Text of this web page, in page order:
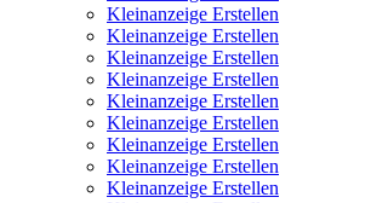
Kleinanzeige Erstellen
Kleinanzeige Erstellen
Kleinanzeige Erstellen
Kleinanzeige Erstellen
Kleinanzeige Erstellen
Kleinanzeige Erstellen
Kleinanzeige Erstellen
Kleinanzeige Erstellen
Kleinanzeige Erstellen